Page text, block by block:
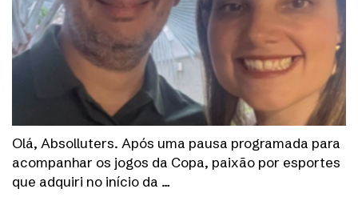
Olá, Absolluters. Após uma pausa programada para
acompanhar os jogos da Copa, paixão por esportes
que adquiri no início da …